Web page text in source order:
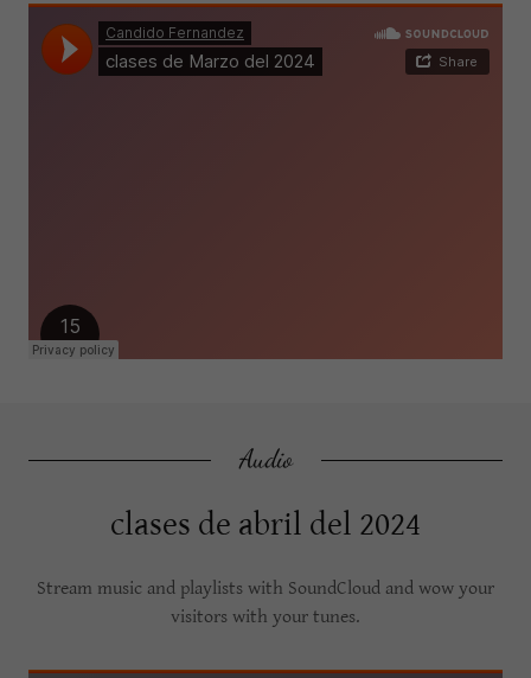
Audio
clases de abril del 2024
Stream music and playlists with SoundCloud and wow your
visitors with your tunes.